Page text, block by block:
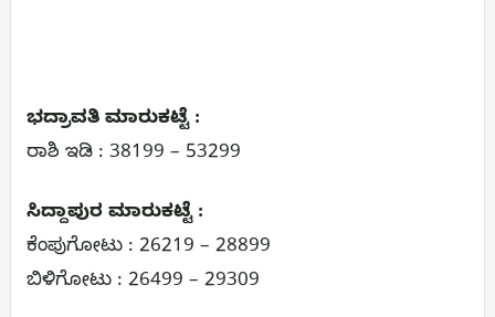
ಭದ್ರಾವತಿ ಮಾರುಕಟ್ಟೆ :
ರಾಶಿ ಇಡಿ : 38199 – 53299
ಸಿದ್ದಾಪುರ ಮಾರುಕಟ್ಟೆ :
ಕೆಂಪುಗೋಟು : 26219 – 28899
ಬಿಳಿಗೋಟು : 26499 – 29309